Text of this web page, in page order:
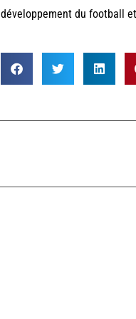
développement du football